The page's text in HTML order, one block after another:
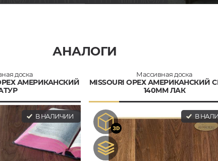
АНАЛОГИ
доска
ОРЕХ АМЕРИКАНСКИЙ
В НАЛИЧИИ
Массивная доска
MISSOURI ОРЕХ АМЕРИКАНСКИЙ
140ММ ЛАК
В